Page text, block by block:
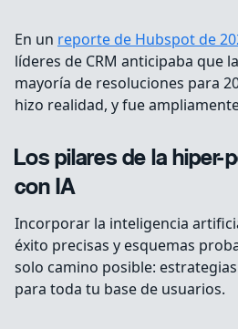
En un reporte de Hubspot de
líderes de CRM anticipaba que
mayoría de resoluciones para
hizo realidad, y fue
Los pilares de la hiper-
con IA
Incorporar la inteligencia
éxito precisas y esquemas
solo camino posible:
para toda tu base de usuarios.